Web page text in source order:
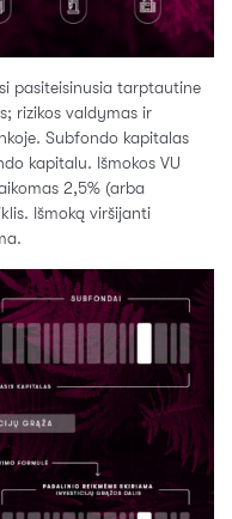
pasiteisinusia tarptautine
rizikos valdymas ir
Subfondo kapitalas
kapitalu. Išmokos VU
2,5% (arba
Išmoką viršijanti